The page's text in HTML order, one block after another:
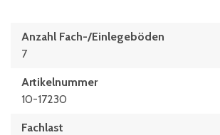
Anzahl Fach-/Einlegeböden
7
Artikelnummer
10-17230
Fachlast